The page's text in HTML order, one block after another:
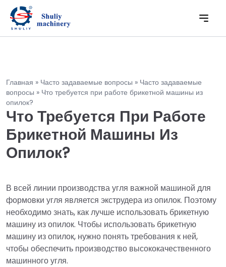
Главная » Часто задаваемые вопросы » Часто задаваемые
вопросы » Что требуется при работе брикетной машины из
опилок?
Что Требуется При Работе
Брикетной Машины Из
Опилок?
В всей линии производства угля важной машиной для
формовки угля является экструдера из опилок. Поэтому
необходимо знать, как лучше использовать брикетную
машину из опилок. Чтобы использовать брикетную
машину из опилок, нужно понять требования к ней,
чтобы обеспечить производство высококачественного
машинного угля.